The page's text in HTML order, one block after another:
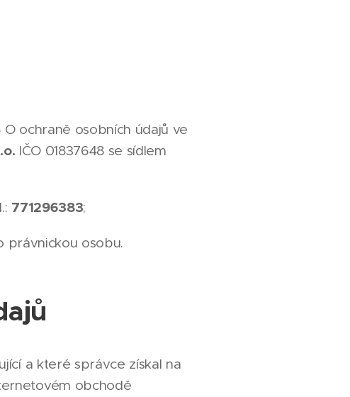
ochraně osobních údajů ve
IČO 01837648 se sídlem
771296383;
právnickou osobu.
a které správce získal na
obchodě